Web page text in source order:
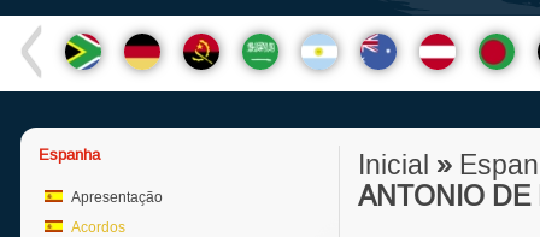
Espanha
Apresentação
Acordos
Inicial »
ANTONIO DE